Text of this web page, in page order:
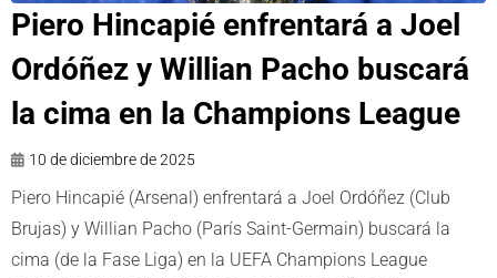
Piero Hincapié enfrentará a Joel
Ordóñez y Willian Pacho buscará
la cima en la Champions League
10 de diciembre de 2025
Piero Hincapié (Arsenal) enfrentará a Joel Ordóñez (Club
Brujas) y Willian Pacho (París Saint-Germain) buscará la
cima (de la Fase Liga) en la UEFA Champions League